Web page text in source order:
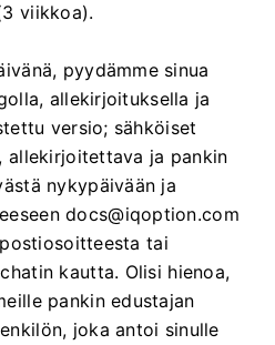
viikkoa).
pyydämme sinua
allekirjoituksella ja
versio; sähköiset
ja pankin
nykypäivään ja
docs@iqoption.com
tai
kautta. Olisi hienoa,
pankin edustajan
joka antoi sinulle